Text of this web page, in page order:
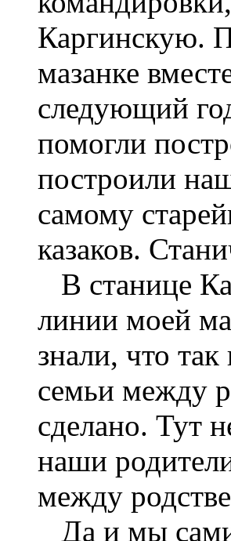
Каргинскую.
мазанке
следующий
помогли
построили
самому
казаков.
В станице
линии моей
знали, что так
семьи между
сделано. Тут
наши
между
Да и мы